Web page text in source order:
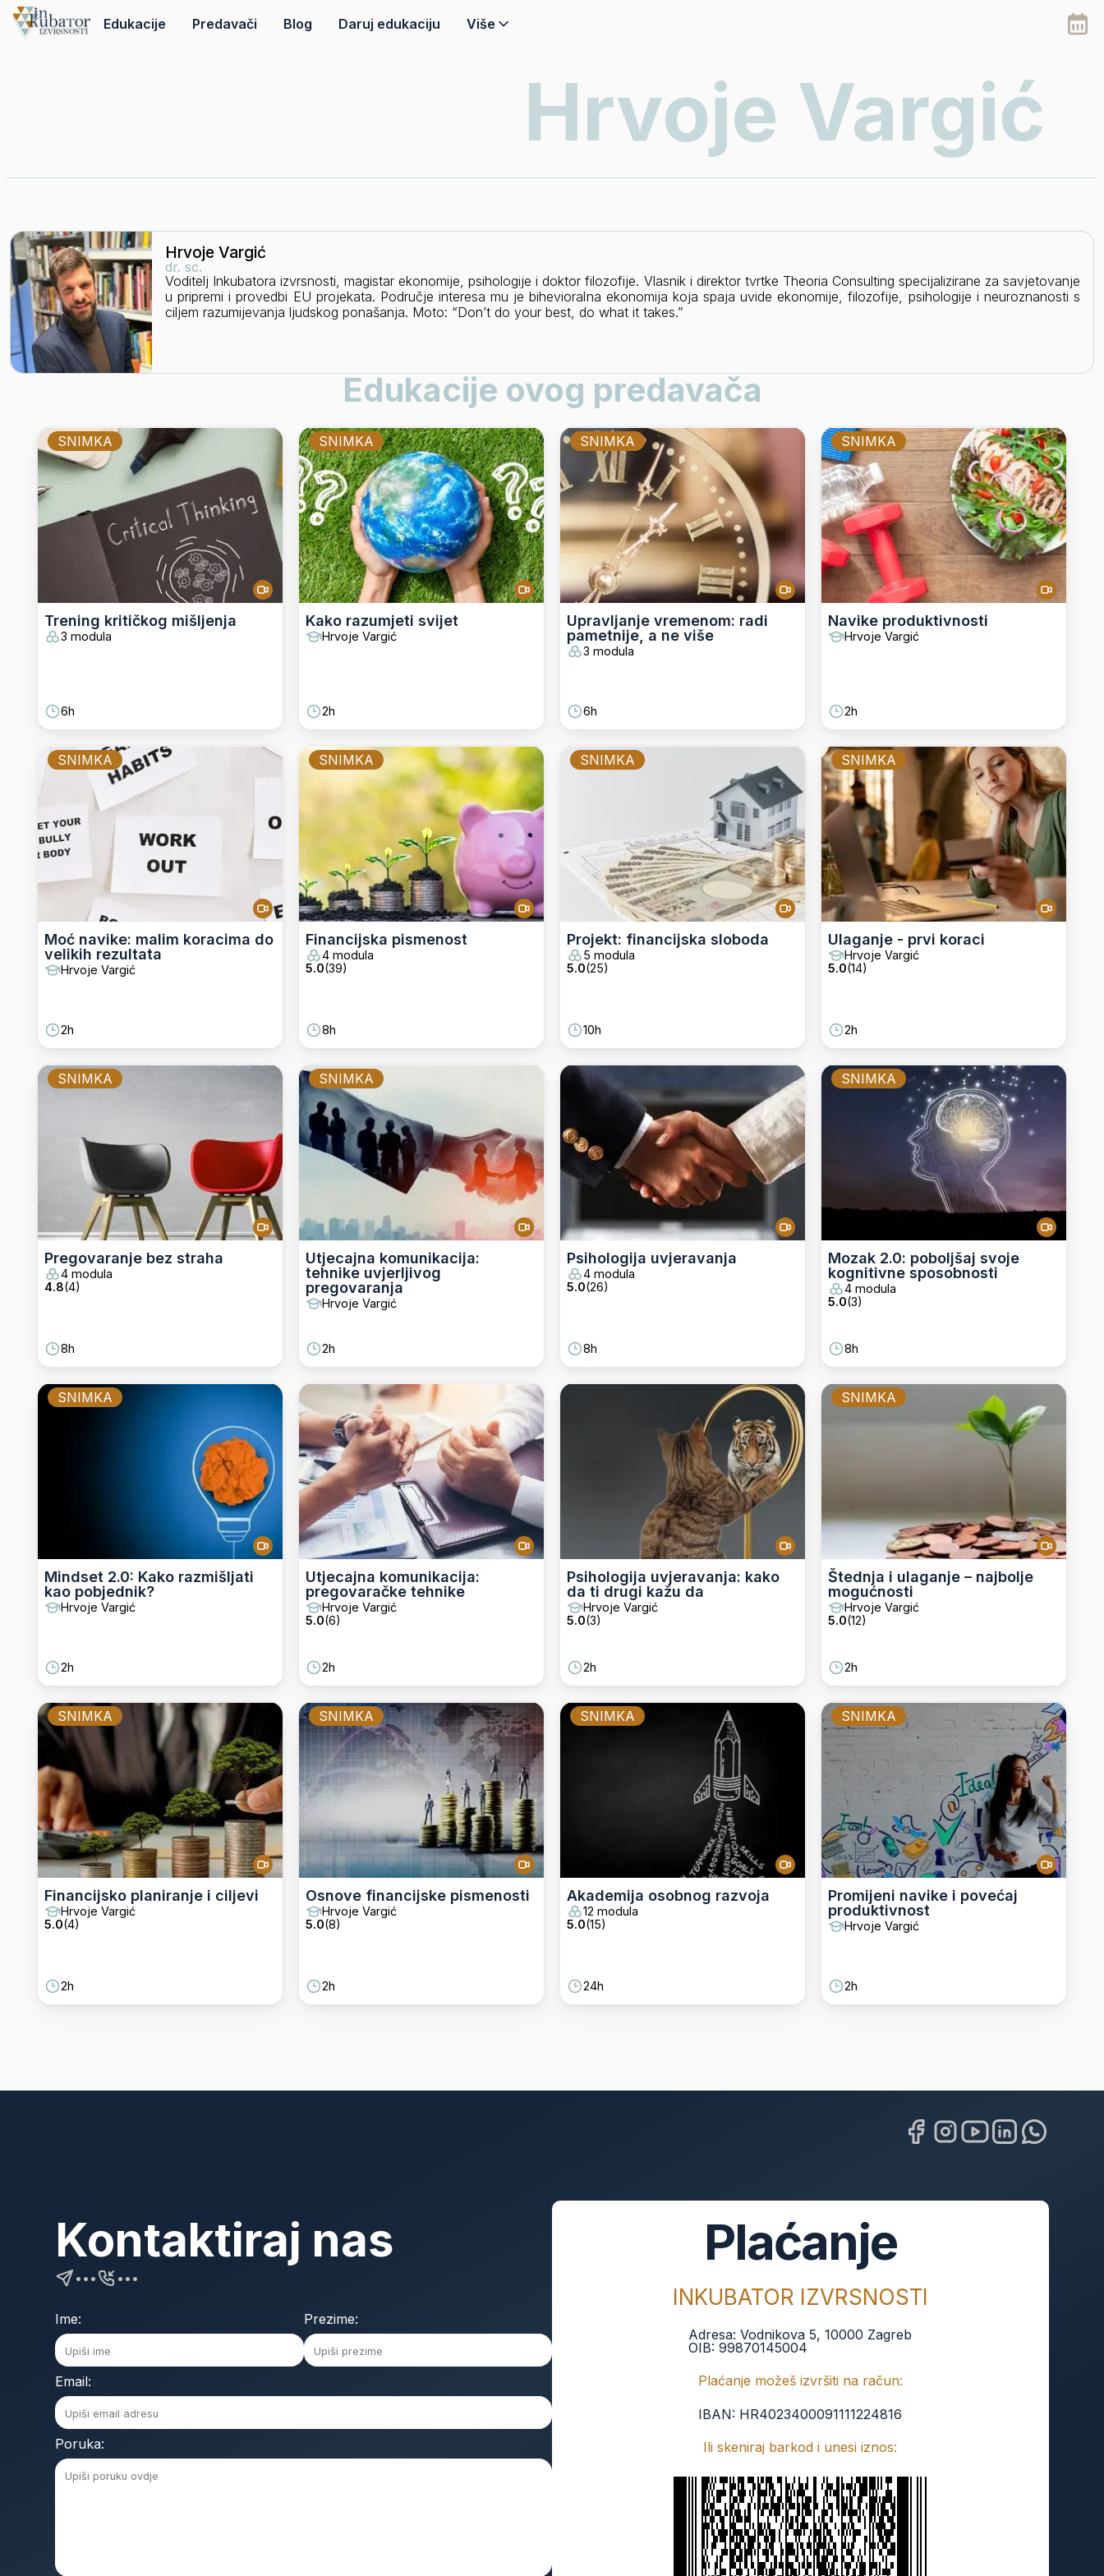
Edukacije Predavači Blog Daruj edukaciju Više
Hrvoje Vargić
Hrvoje Vargić
dr. sc.
Voditelj Inkubatora izvrsnosti, magistar ekonomije, psihologije i doktor filozofije. Vlasnik i direktor tvrtke Theoria Consulting specijalizirane za savjetovanje
u pripremi i provedbi EU projekata. Područje interesa mu je bihevioralna ekonomija koja spaja uvide ekonomije, filozofije, psihologije i neuroznanosti s
ciljem razumijevanja ljudskog ponašanja. Moto: “Don’t do your best, do what it takes.”
Edukacije ovog predavača
SNIMKA
Trening kritičkog mišljenja
3 modula
6h
SNIMKA
Kako razumjeti svijet
Hrvoje Vargić
2h
SNIMKA
Upravljanje vremenom: radi
pametnije, a ne više
3 modula
6h
SNIMKA
Navike produktivnosti
Hrvoje Vargić
2h
SNIMKA
Moć navike: malim koracima do
velikih rezultata
Hrvoje Vargić
2h
SNIMKA
Financijska pismenost
4 modula
5.0(39)
8h
SNIMKA
Projekt: financijska sloboda
5 modula
5.0(25)
10h
SNIMKA
Ulaganje - prvi koraci
Hrvoje Vargić
5.0(14)
2h
SNIMKA
Pregovaranje bez straha
4 modula
4.8(4)
8h
SNIMKA
Utjecajna komunikacija:
tehnike uvjerljivog
pregovaranja
Hrvoje Vargić
2h
Psihologija uvjeravanja
4 modula
5.0(26)
8h
SNIMKA
Mozak 2.0: poboljšaj svoje
kognitivne sposobnosti
4 modula
5.0(3)
8h
SNIMKA
Mindset 2.0: Kako razmišljati
kao pobjednik?
Hrvoje Vargić
2h
Utjecajna komunikacija:
pregovaračke tehnike
Hrvoje Vargić
5.0(6)
2h
Psihologija uvjeravanja: kako
da ti drugi kažu da
Hrvoje Vargić
5.0(3)
2h
SNIMKA
Štednja i ulaganje – najbolje
mogućnosti
Hrvoje Vargić
5.0(12)
2h
SNIMKA
Financijsko planiranje i ciljevi
Hrvoje Vargić
5.0(4)
2h
SNIMKA
Osnove financijske pismenosti
Hrvoje Vargić
5.0(8)
2h
SNIMKA
Akademija osobnog razvoja
12 modula
5.0(15)
24h
SNIMKA
Promijeni navike i povećaj
produktivnost
Hrvoje Vargić
2h
Kontaktiraj nas
••• •••
Ime: Prezime:
Email:
Poruka:
Plaćanje
INKUBATOR IZVRSNOSTI
Adresa:Vodnikova 5, 10000 Zagreb
OIB:99870145004
Plaćanje možeš izvršiti na račun:
IBAN: HR4023400091111224816
Ili skeniraj barkod i unesi iznos: